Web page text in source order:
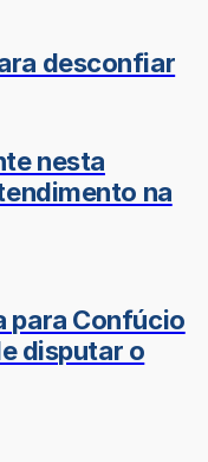
desconfiar
nesta
na
para Confúcio
disputar o